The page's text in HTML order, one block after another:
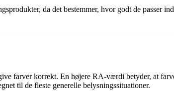
da det bestemmer, hvor godt de passer
farver korrekt. En højere RA-værdi betyder, at
til de fleste generelle belysningssituationer.